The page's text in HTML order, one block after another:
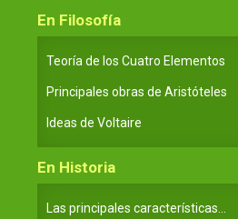
En Filosofía
Teoría de los Cuatro Elementos
Principales obras de Aristóteles
Ideas de Voltaire
En Historia
Las principales características...